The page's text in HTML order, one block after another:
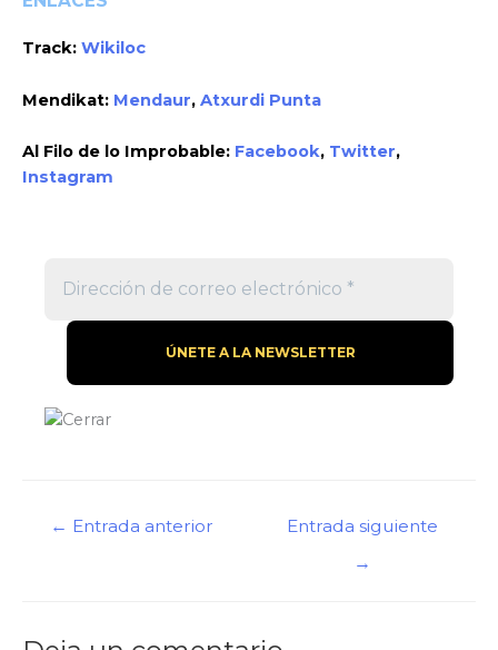
Track: Wikiloc
Mendikat: Mendaur, Atxurdi Punta
Al Filo de lo Improbable: Facebook, Twitter,
Instagram
Navegación
← Entrada anterior
Entrada siguiente
→